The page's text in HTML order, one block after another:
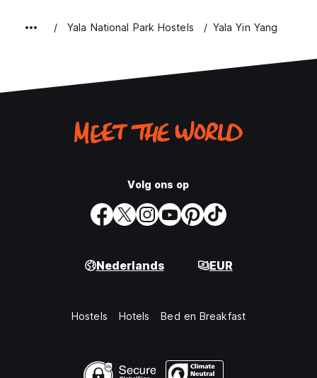
Yala National Park Hostels Yala Yin Yang
Volg ons op
Nederlands EUR
Hostels Hotels Bed en Breakfast